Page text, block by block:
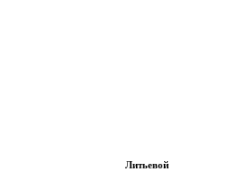
Литьевой